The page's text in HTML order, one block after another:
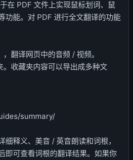
在 PDF 文件上实现鼠标划词、鼠
功能。对 PDF 进行全文翻译的功能
翻译网页中的音频 / 视频。
收藏夹内容可以导出成多种文
summary/
细释义、美音 / 英音朗读和词根，
即可查看词根的翻译结果。如果你